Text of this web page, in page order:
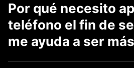
Por qué necesito
teléfono el fin de
me ayuda a ser